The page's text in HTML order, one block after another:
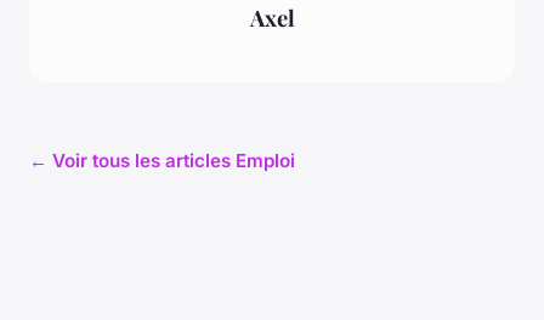
Axel
← Voir tous les articles Emploi